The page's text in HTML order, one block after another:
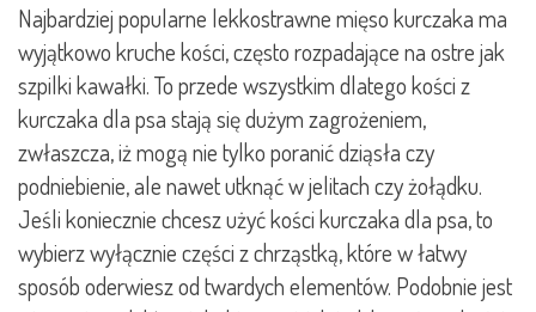
Najbardziej popularne lekkostrawne mięso kurczaka ma
wyjątkowo kruche kości, często rozpadające na ostre jak
szpilki kawałki. To przede wszystkim dlatego kości z
kurczaka dla psa stają się dużym zagrożeniem,
zwłaszcza, iż mogą nie tylko poranić dziąsła czy
podniebienie, ale nawet utknąć w jelitach czy żołądku.
Jeśli koniecznie chcesz użyć kości kurczaka dla psa, to
wybierz wyłącznie części z chrząstką, które w łatwy
sposób oderwiesz od twardych elementów. Podobnie jest